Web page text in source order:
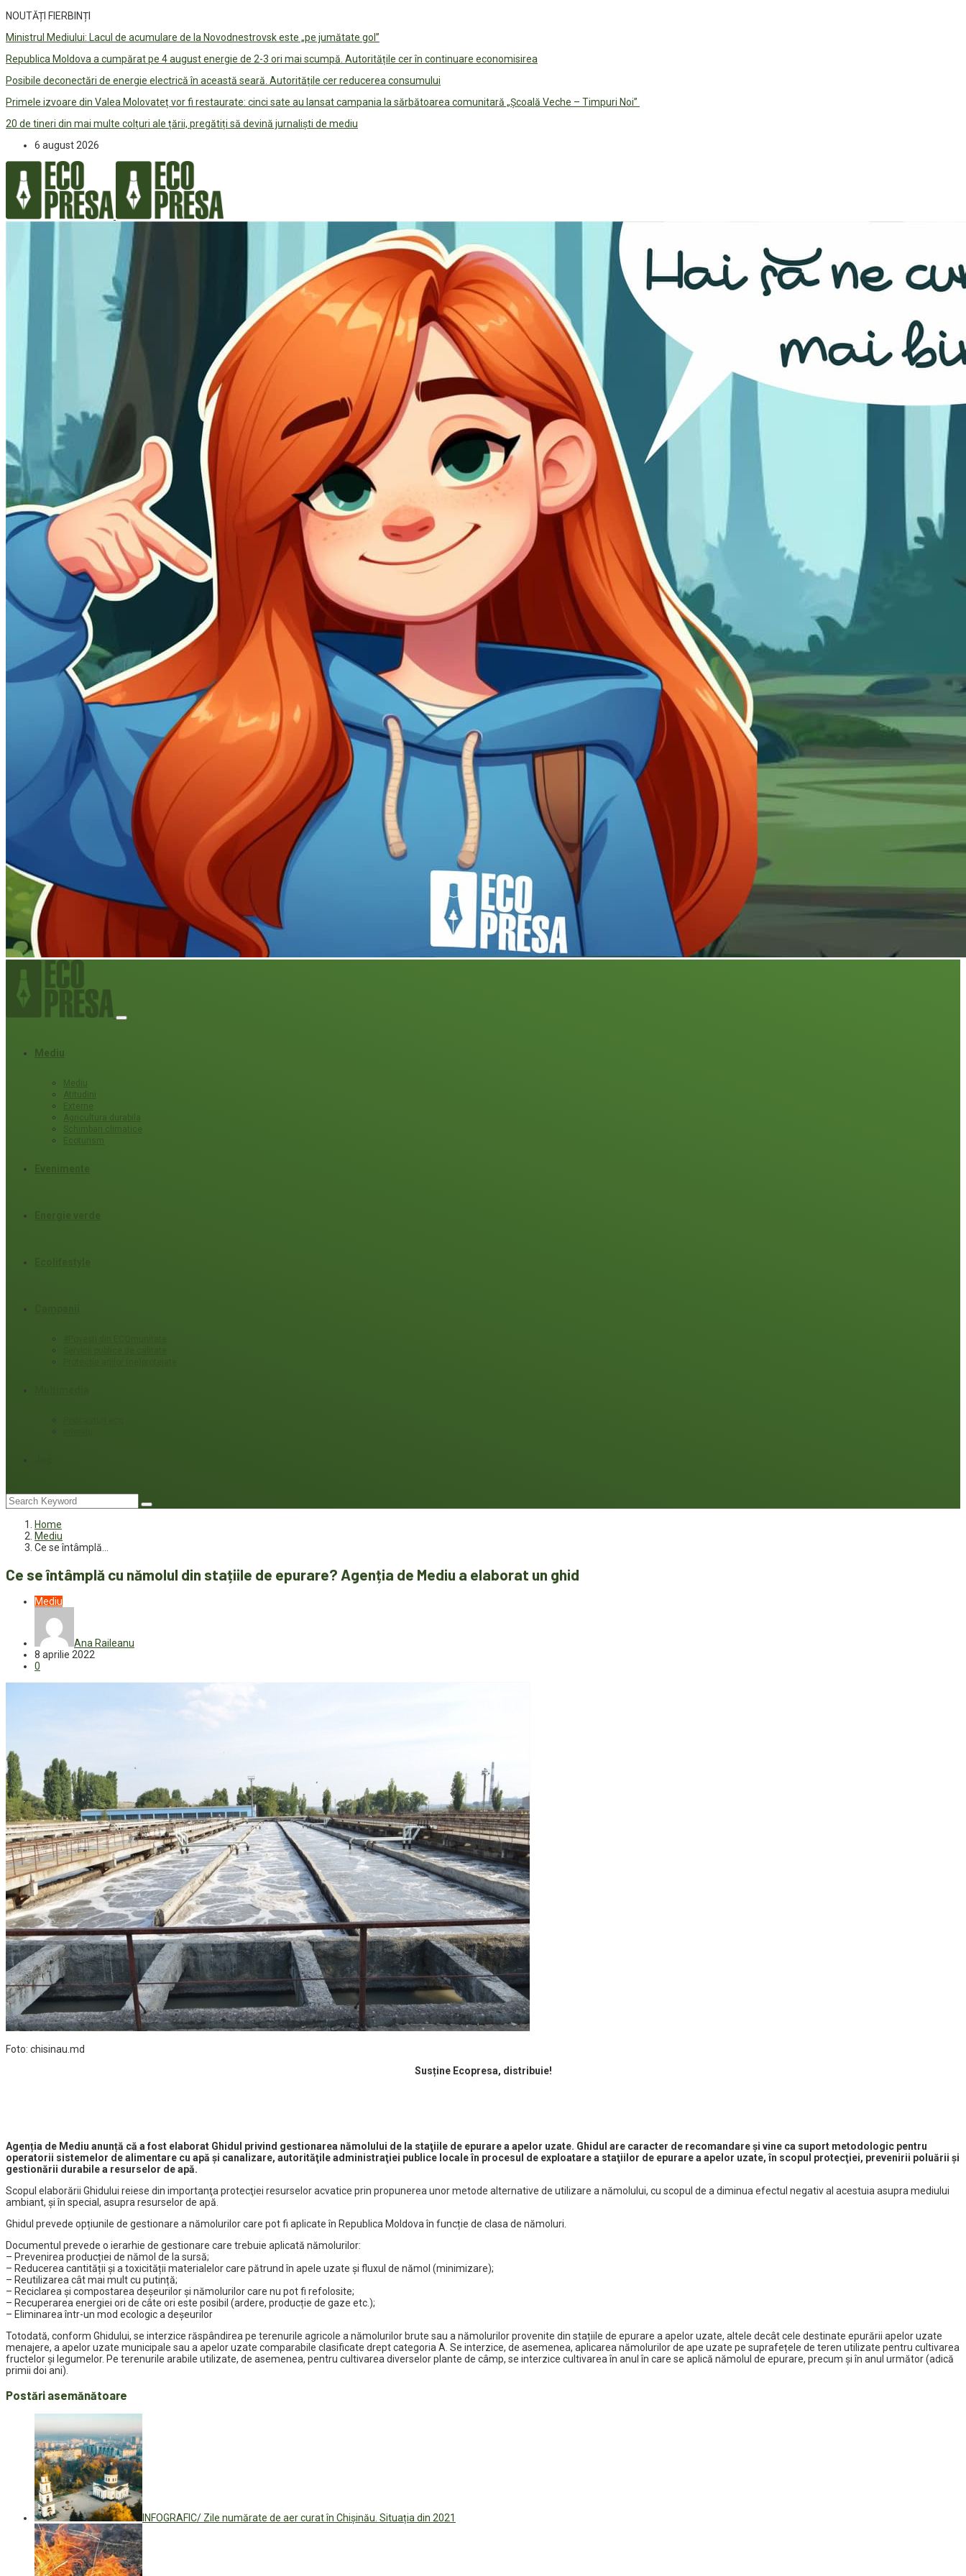
NOUTĂȚI FIERBINȚI
Ministrul Mediului: Lacul de acumulare de la Novodnestrovsk este „pe jumătate gol”
Republica Moldova a cumpărat pe 4 august energie de 2-3 ori mai scumpă. Autoritățile cer în continuare economisirea
Posibile deconectări de energie electrică în această seară. Autoritățile cer reducerea consumului
Primele izvoare din Valea Molovateț vor fi restaurate: cinci sate au lansat campania la sărbătoarea comunitară „Școală Veche – Timpuri Noi”
20 de tineri din mai multe colțuri ale țării, pregătiți să devină jurnaliști de mediu
6 august 2026
Mediu
Mediu
Atitudini
Externe
Agricultura durabila
Schimbari climatice
Ecoturism
Home
Mediu
Ce se întâmplă…
Ce se întâmplă cu nămolul din stațiile de epurare? Agenția de Mediu a elaborat un ghid
Mediu
Ana Raileanu
8 aprilie 2022
0
Foto: chisinau.md
Susține Ecopresa, distribuie!
Agenția de Mediu anunță că a fost elaborat Ghidul privind gestionarea nămolului de la staţiile de epurare a apelor uzate. Ghidul are caracter de recomandare şi vine ca suport metodologic pentru
operatorii sistemelor de alimentare cu apă şi canalizare, autorităţile administraţiei publice locale în procesul de exploatare a staţiilor de epurare a apelor uzate, în scopul protecţiei, prevenirii poluării şi
gestionării durabile a resurselor de apă.
Scopul elaborării Ghidului reiese din importanţa protecţiei resurselor acvatice prin propunerea unor metode alternative de utilizare a nămolului, cu scopul de a diminua efectul negativ al acestuia asupra mediului
ambiant, şi în special, asupra resurselor de apă.
Ghidul prevede opțiunile de gestionare a nămolurilor care pot fi aplicate în Republica Moldova în funcție de clasa de nămoluri.
Documentul prevede o ierarhie de gestionare care trebuie aplicată nămolurilor:
– Prevenirea producției de nămol de la sursă;
– Reducerea cantității și a toxicității materialelor care pătrund în apele uzate și fluxul de nămol (minimizare);
– Reutilizarea cât mai mult cu putință;
– Reciclarea și compostarea deșeurilor și nămolurilor care nu pot fi refolosite;
– Recuperarea energiei ori de câte ori este posibil (ardere, producție de gaze etc.);
– Eliminarea într-un mod ecologic a deșeurilor
Totodată, conform Ghidului, se interzice răspândirea pe terenurile agricole a nămolurilor brute sau a nămolurilor provenite din stațiile de epurare a apelor uzate, altele decât cele destinate epurării apelor uzate
menajere, a apelor uzate municipale sau a apelor uzate comparabile clasificate drept categoria A. Se interzice, de asemenea, aplicarea nămolurilor de ape uzate pe suprafețele de teren utilizate pentru cultivarea
fructelor și legumelor. Pe terenurile arabile utilizate, de asemenea, pentru cultivarea diverselor plante de câmp, se interzice cultivarea în anul în care se aplică nămolul de epurare, precum și în anul următor (adică
primii doi ani).
Postări asemănătoare
INFOGRAFIC/ Zile numărate de aer curat în Chișinău. Situația din 2021